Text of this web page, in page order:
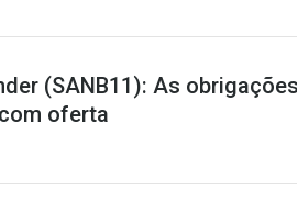
(SANB11): As
oferta